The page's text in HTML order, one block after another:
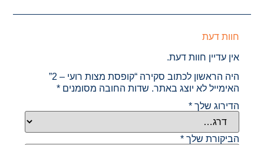
חוות דעת
אין עדיין חוות דעת.
היה הראשון לכתוב סקירה “קופסת מצות רועי – 2”
האימייל לא יוצג באתר. שדות החובה מסומנים*
הדירוג שלך*
הביקורת שלך*